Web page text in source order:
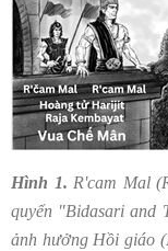
Hình 1. R'cam Mal
quyển "Bidasari and
ảnh hưởng Hồi giáo